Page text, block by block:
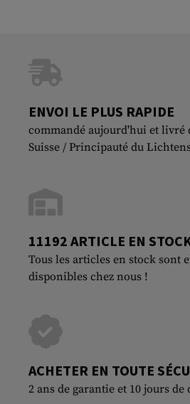
ENVOI LE PLUS RAPIDE
commandé aujourd'hui et livré
Suisse / Principauté du
11192 ARTICLE EN
Tous les articles en stock sont
disponibles chez nous !
ACHETER EN TOUTE
2 ans de garantie et 10 jours